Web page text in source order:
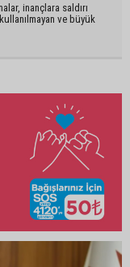
inançlara saldırı
ve büyük